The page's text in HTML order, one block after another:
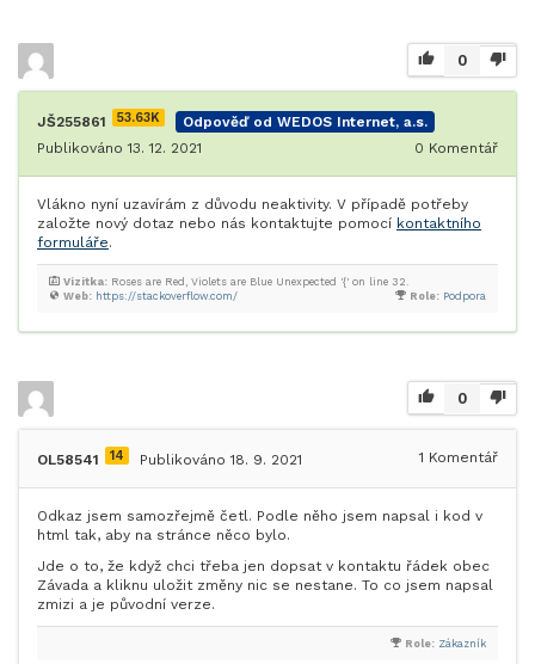
0
JŠ255861 53.63K
Odpověď od WEDOS Internet, a.s.
Publikováno 13. 12. 2021
0 Komentář
Vlákno nyní uzavírám z důvodu neaktivity. V případě potřeby
založte nový dotaz nebo nás kontaktujte pomocí kontaktního
formuláře.
Role: Podpora
Web: https://stackoverflow.com/
Vizitka: Roses are Red, Violets are Blue Unexpected '{' on line 32.
0
OL58541 14 Publikováno 18. 9. 2021 1 Komentář
Odkaz jsem samozřejmě četl. Podle něho jsem napsal i kod v
html tak, aby na stránce něco bylo.
Jde o to, že když chci třeba jen dopsat v kontaktu řádek obec
Závada a kliknu uložit změny nic se nestane. To co jsem napsal
zmizi a je původní verze.
Role: Zákazník